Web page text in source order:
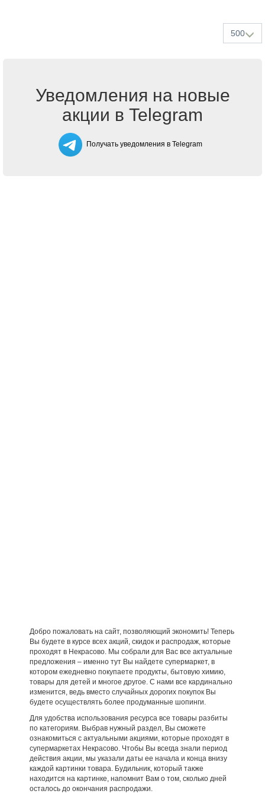
500
Уведомления на новые
акции в Telegram
Получать уведомления в Telegram
Добро пожаловать на сайт, позволяющий экономить! Теперь
Вы будете в курсе всех акций, скидок и распродаж, которые
проходят в Некрасово. Мы собрали для Вас все актуальные
предложения – именно тут Вы найдете супермаркет, в
котором ежедневно покупаете продукты, бытовую химию,
товары для детей и многое другое. С нами все кардинально
изменится, ведь вместо случайных дорогих покупок Вы
будете осуществлять более продуманные шопинги.
Для удобства использования ресурса все товары разбиты
по категориям. Выбрав нужный раздел, Вы сможете
ознакомиться с актуальными акциями, которые проходят в
супермаркетах Некрасово. Чтобы Вы всегда знали период
действия акции, мы указали даты ее начала и конца внизу
каждой картинки товара. Будильник, который также
находится на картинке, напомнит Вам о том, сколько дней
осталось до окончания распродажи.